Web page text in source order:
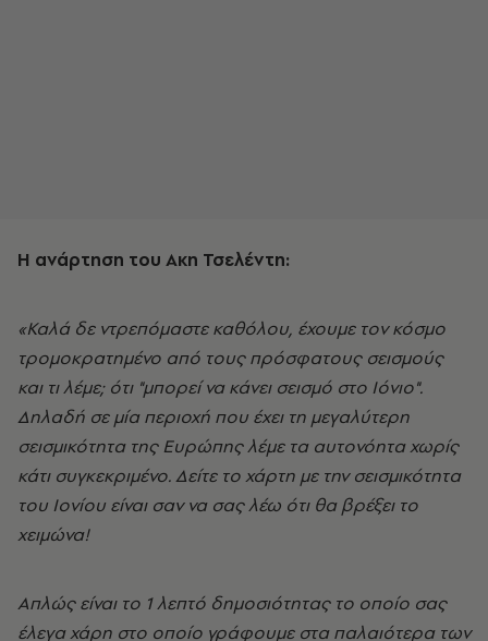
Η ανάρτηση του Ακη Τσελέντη:
«Καλά δε ντρεπόμαστε καθόλου, έχουμε τον κόσμο
τρομοκρατημένο από τους πρόσφατους σεισμούς
και τι λέμε; ότι "μπορεί να κάνει σεισμό στο Ιόνιο".
Δηλαδή σε μία περιοχή που έχει τη μεγαλύτερη
σεισμικότητα της Ευρώπης λέμε τα αυτονόητα χωρίς
κάτι συγκεκριμένο. Δείτε το χάρτη με την σεισμικότητα
του Ιονίου είναι σαν να σας λέω ότι θα βρέξει το
χειμώνα!
Απλώς είναι το 1 λεπτό δημοσιότητας το οποίο σας
έλεγα χάρη στο οποίο γράφουμε στα παλαιότερα των